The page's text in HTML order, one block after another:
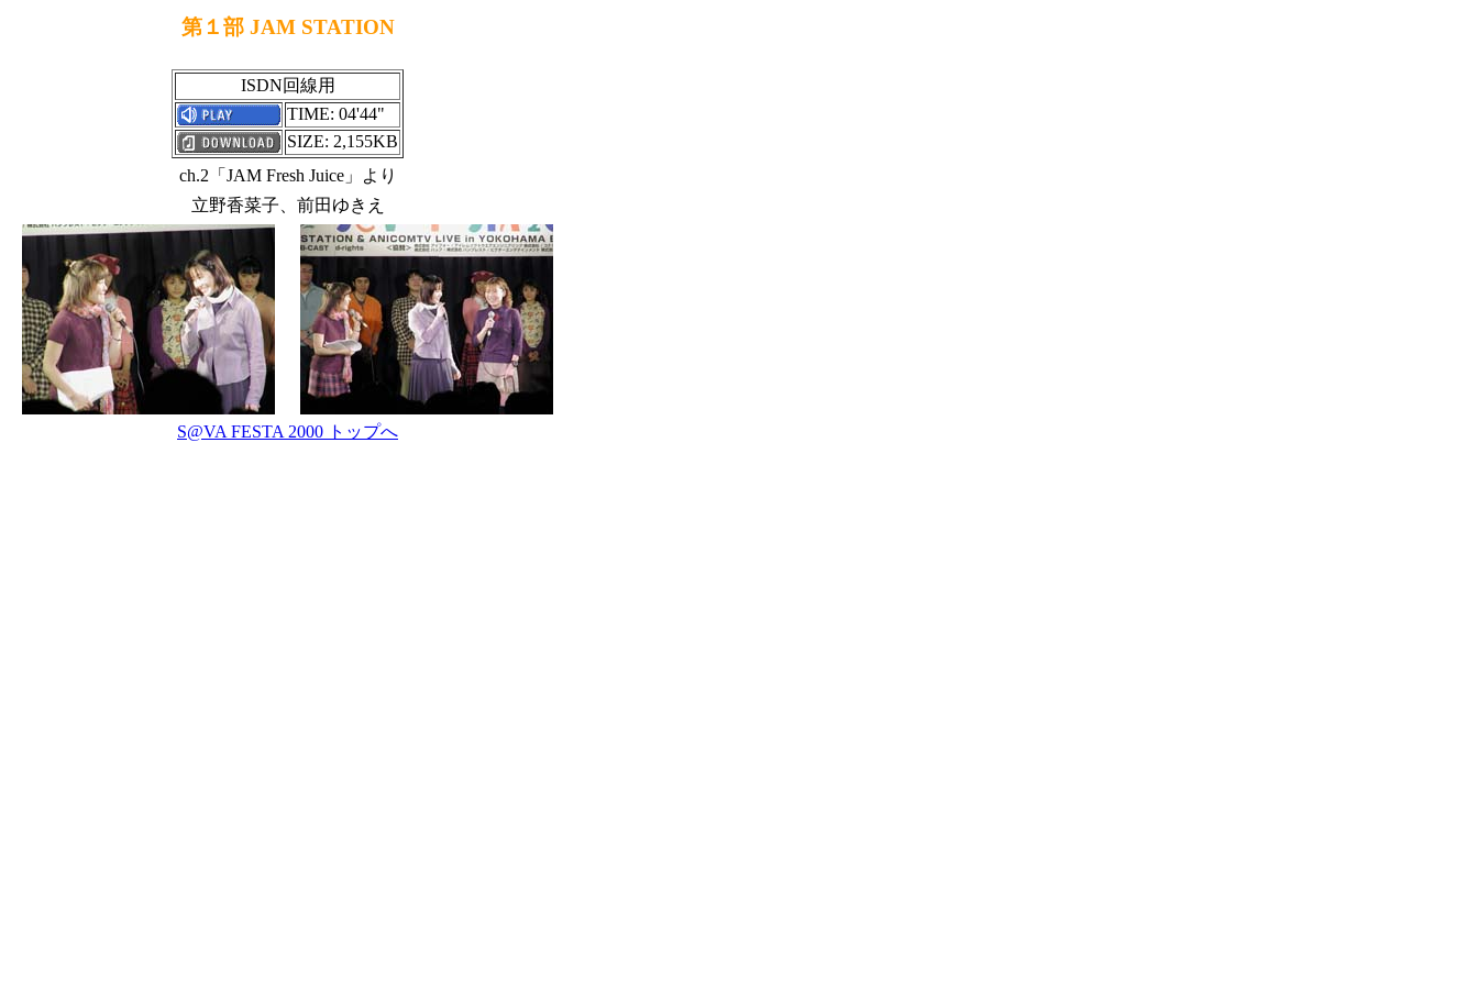
第１部 JAM STATION
ISDN回線用
TIME: 04'44"
SIZE: 2,155KB
ch.2「JAM Fresh Juice」より
立野香菜子、前田ゆきえ
S@VA FESTA 2000 トップへ